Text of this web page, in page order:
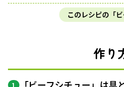
このレシピの「
作り